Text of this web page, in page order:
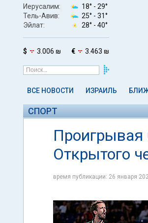
Иерусалим: 18° - 29°
Тель-Авив:
25° - 31°
Эйлат:
28° - 40°
$ 3.006 ₪ € 3.463 ₪
ВСЕ НОВОСТИ ИЗРАИЛЬ
СПОРТ
Открытого
время публикации: 26 января